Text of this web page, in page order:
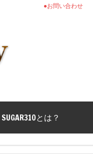
●お問い合わせ
SUGAR310とは？